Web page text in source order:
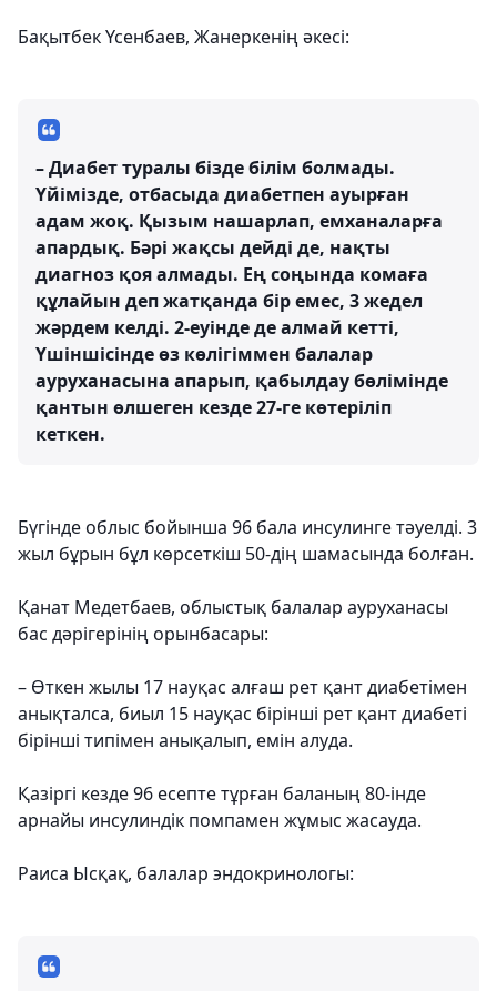
Бақытбек Үсенбаев, Жанеркенің әкесі:
– Диабет туралы бізде білім болмады.
Үйімізде, отбасыда диабетпен ауырған
адам жоқ. Қызым нашарлап, емханаларға
апардық. Бәрі жақсы дейді де, нақты
диагноз қоя алмады. Ең соңында комаға
құлайын деп жатқанда бір емес, 3 жедел
жәрдем келді. 2-еуінде де алмай кетті,
Үшіншісінде өз көлігіммен балалар
ауруханасына апарып, қабылдау бөлімінде
қантын өлшеген кезде 27-ге көтеріліп
кеткен.
Бүгінде облыс бойынша 96 бала инсулинге тәуелді. 3
жыл бұрын бұл көрсеткіш 50-дің шамасында болған.
Қанат Медетбаев, облыстық балалар ауруханасы
бас дәрігерінің орынбасары:
– Өткен жылы 17 науқас алғаш рет қант диабетімен
анықталса, биыл 15 науқас бірінші рет қант диабеті
бірінші типімен анықалып, емін алуда.
Қазіргі кезде 96 есепте тұрған баланың 80-інде
арнайы инсулиндік помпамен жұмыс жасауда.
Раиса Ысқақ, балалар эндокринологы: